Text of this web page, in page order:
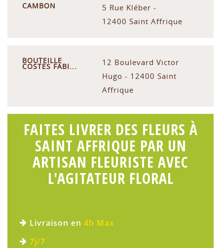
CAMBON
5 Rue Kléber -
12400 Saint Affrique
BOUTEILLE
COSTES FABI...
12 Boulevard Victor
Hugo - 12400 Saint
Affrique
FAITES LIVRER DES FLEURS À
SAINT AFFRIQUE PAR UN
ARTISAN FLEURISTE AVEC
L'AGITATEUR FLORAL
Livraison en 4h Max
7j/7